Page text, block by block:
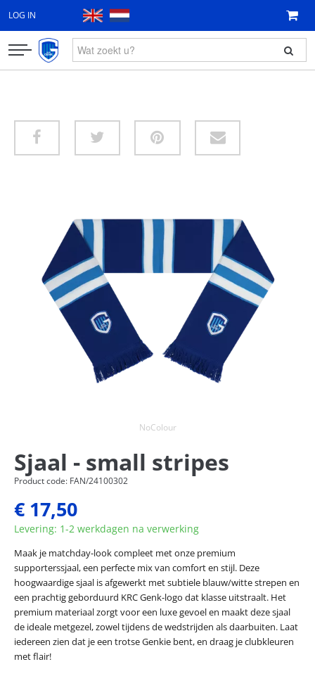
LOG IN
NoColour
Sjaal - small stripes
Product code: FAN/24100302
€ 17,50
Levering: 1-2 werkdagen na verwerking
Maak je matchday-look compleet met onze premium
supporterssjaal, een perfecte mix van comfort en stijl. Deze
hoogwaardige sjaal is afgewerkt met subtiele blauw/witte strepen en
een prachtig geborduurd KRC Genk-logo dat klasse uitstraalt. Het
premium materiaal zorgt voor een luxe gevoel en maakt deze sjaal
de ideale metgezel, zowel tijdens de wedstrijden als daarbuiten. Laat
iedereen zien dat je een trotse Genkie bent, en draag je clubkleuren
met flair!